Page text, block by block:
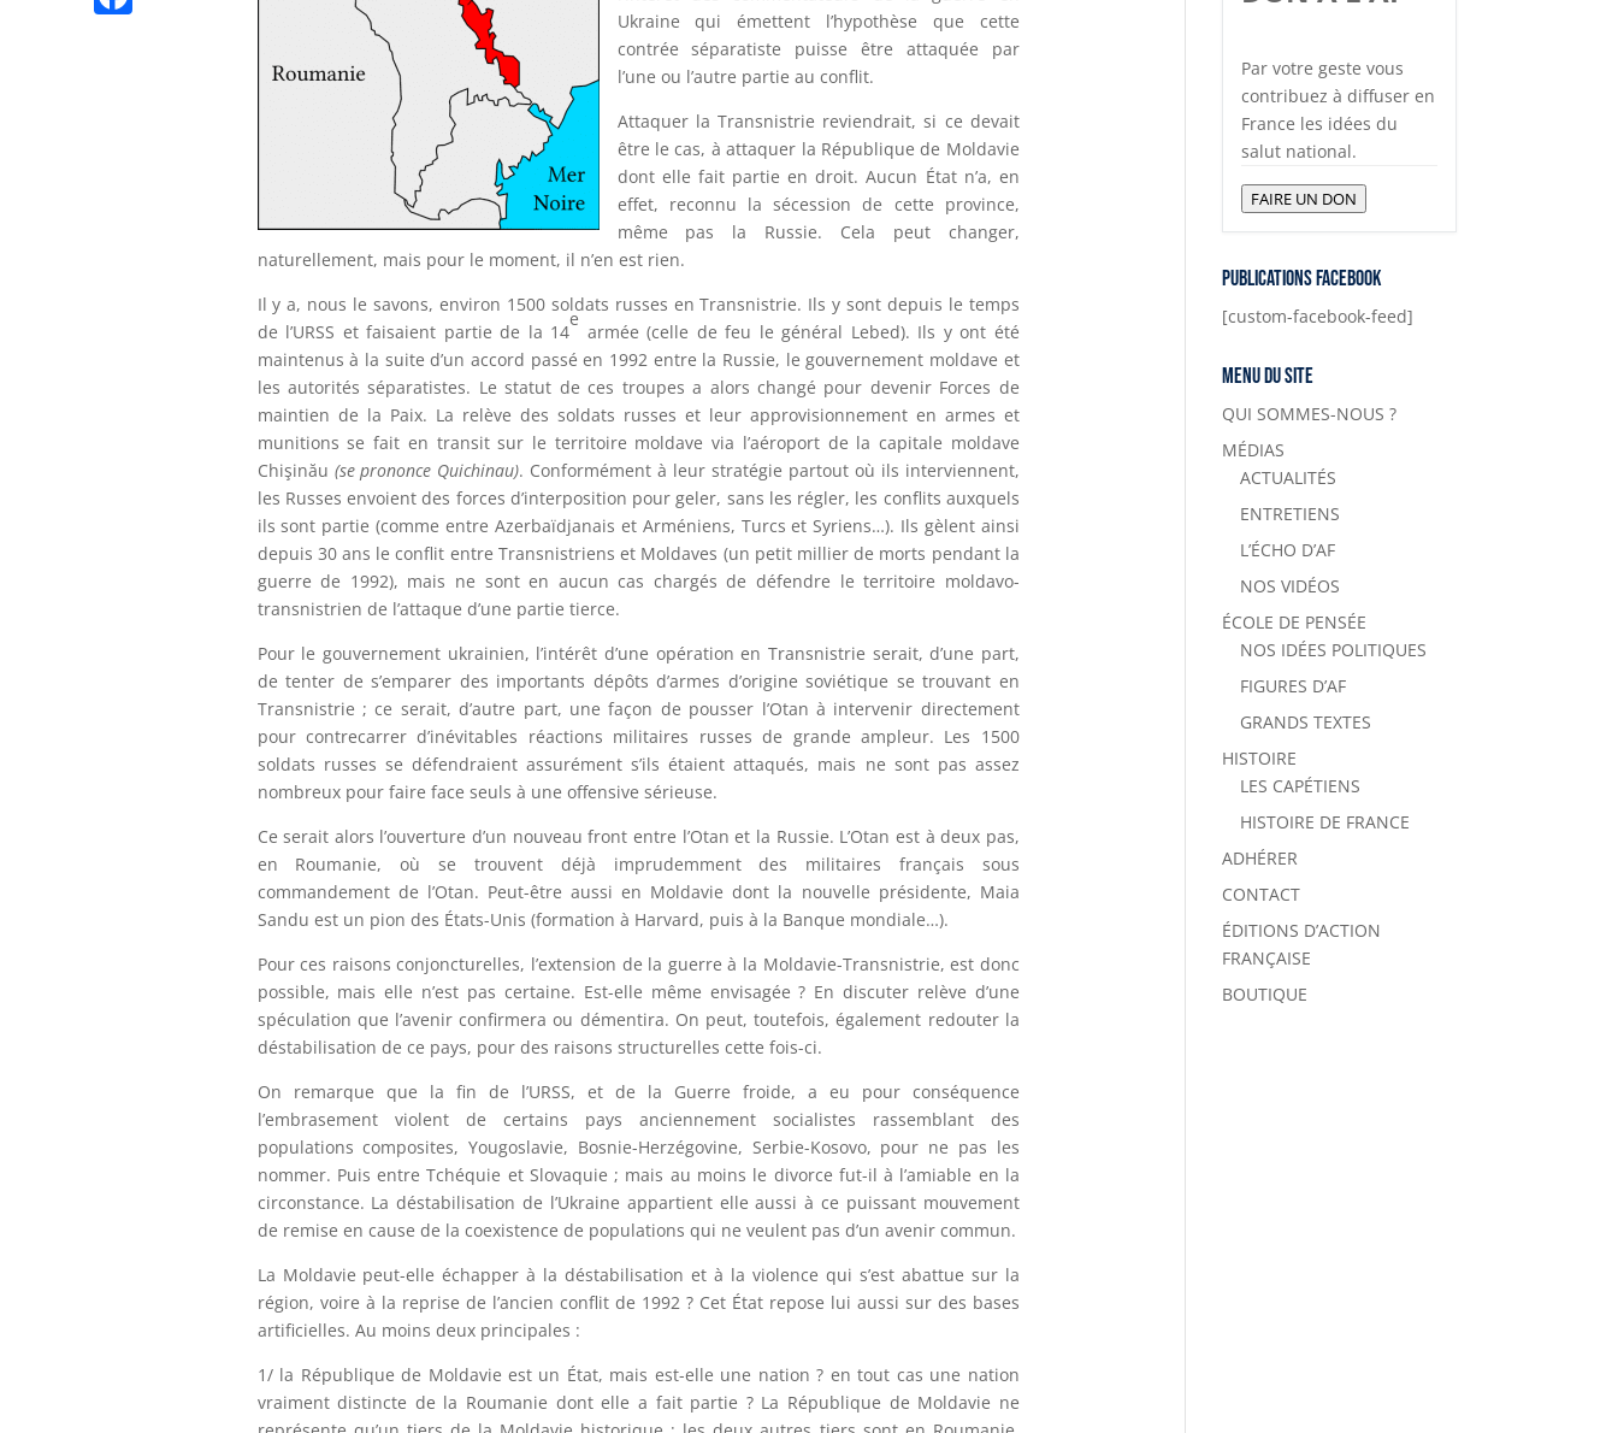
Ukraine qui émettent l’hypothèse que cette
contrée séparatiste puisse être attaquée par
l’une ou l’autre partie au conflit.
Attaquer la Transnistrie reviendrait, si ce devait
être le cas, à attaquer la République de Moldavie
dont elle fait partie en droit. Aucun État n’a, en
effet, reconnu la sécession de cette province,
même pas la Russie. Cela peut changer,
naturellement, mais pour le moment, il n’en est rien.
Il y a, nous le savons, environ 1500 soldats russes en Transnistrie. Ils y sont depuis le temps
de l’URSS et faisaient partie de la 14
e
armée (celle de feu le général Lebed). Ils y ont été
maintenus à la suite d’un accord passé en 1992 entre la Russie, le gouvernement moldave et
les autorités séparatistes. Le statut de ces troupes a alors changé pour devenir Forces de
maintien de la Paix. La relève des soldats russes et leur approvisionnement en armes et
munitions se fait en transit sur le territoire moldave via l’aéroport de la capitale moldave
Chişinău (se prononce Quichinau). Conformément à leur stratégie partout où ils interviennent,
les Russes envoient des forces d’interposition pour geler, sans les régler, les conflits auxquels
ils sont partie (comme entre Azerbaïdjanais et Arméniens, Turcs et Syriens…). Ils gèlent ainsi
depuis 30 ans le conflit entre Transnistriens et Moldaves (un petit millier de morts pendant la
guerre de 1992), mais ne sont en aucun cas chargés de défendre le territoire moldavo-
transnistrien de l’attaque d’une partie tierce.
Pour le gouvernement ukrainien, l’intérêt d’une opération en Transnistrie serait, d’une part,
de tenter de s’emparer des importants dépôts d’armes d’origine soviétique se trouvant en
Transnistrie ; ce serait, d’autre part, une façon de pousser l’Otan à intervenir directement
pour contrecarrer d’inévitables réactions militaires russes de grande ampleur. Les 1500
soldats russes se défendraient assurément s’ils étaient attaqués, mais ne sont pas assez
nombreux pour faire face seuls à une offensive sérieuse.
Ce serait alors l’ouverture d’un nouveau front entre l’Otan et la Russie. L’Otan est à deux pas,
en Roumanie, où se trouvent déjà imprudemment des militaires français sous
commandement de l’Otan. Peut-être aussi en Moldavie dont la nouvelle présidente, Maia
Sandu est un pion des États-Unis (formation à Harvard, puis à la Banque mondiale…).
Pour ces raisons conjoncturelles, l’extension de la guerre à la Moldavie-Transnistrie, est donc
possible, mais elle n’est pas certaine. Est-elle même envisagée ? En discuter relève d’une
spéculation que l’avenir confirmera ou démentira. On peut, toutefois, également redouter la
déstabilisation de ce pays, pour des raisons structurelles cette fois-ci.
On remarque que la fin de l’URSS, et de la Guerre froide, a eu pour conséquence
l’embrasement violent de certains pays anciennement socialistes rassemblant des
populations composites, Yougoslavie, Bosnie-Herzégovine, Serbie-Kosovo, pour ne pas les
nommer. Puis entre Tchéquie et Slovaquie ; mais au moins le divorce fut-il à l’amiable en la
circonstance. La déstabilisation de l’Ukraine appartient elle aussi à ce puissant mouvement
de remise en cause de la coexistence de populations qui ne veulent pas d’un avenir commun.
La Moldavie peut-elle échapper à la déstabilisation et à la violence qui s’est abattue sur la
région, voire à la reprise de l’ancien conflit de 1992 ? Cet État repose lui aussi sur des bases
artificielles. Au moins deux principales :
1/ la République de Moldavie est un État, mais est-elle une nation ? en tout cas une nation
vraiment distincte de la Roumanie dont elle a fait partie ? La République de Moldavie ne
p
l
Par votre geste vous
contribuez à diffuser en
France les idées du
salut national.
FAIRE UN DON
Publications Facebook
[custom-facebook-feed]
Menu du site
QUI SOMMES-NOUS ?
MÉDIAS
ACTUALITÉS
ENTRETIENS
L’ÉCHO D’AF
NOS VIDÉOS
ÉCOLE DE PENSÉE
NOS IDÉES POLITIQUES
FIGURES D’AF
GRANDS TEXTES
HISTOIRE
LES CAPÉTIENS
HISTOIRE DE FRANCE
ADHÉRER
CONTACT
ÉDITIONS D’ACTION
FRANÇAISE
BOUTIQUE